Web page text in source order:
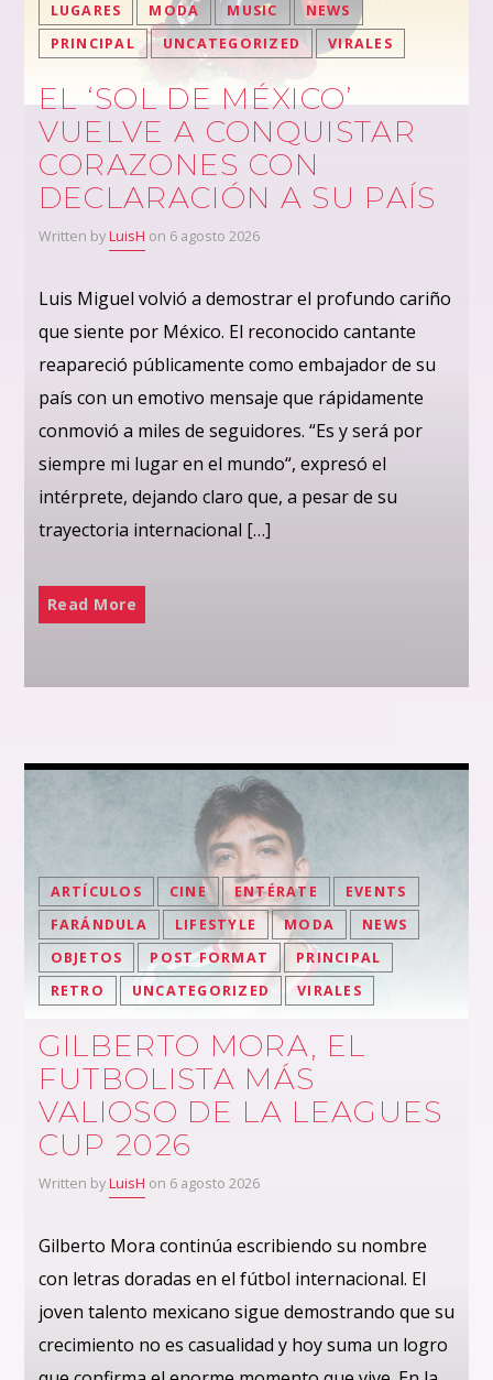
LUGARES
MODA MUSIC
NEWS
PRINCIPAL
UNCATEGORIZED VIRALES
EL ‘SOL DE MÉXICO’
VUELVE A CONQUISTAR
CORAZONES CON
DECLARACIÓN A SU PAÍS
Written byLuisH on 6 agosto 2026
Luis Miguel volvió a demostrar el profundo cariño
que siente por México. El reconocido cantante
reapareció públicamente como embajador de su
país con un emotivo mensaje que rápidamente
conmovió a miles de seguidores. “Es y será por
siempre mi lugar en el mundo“, expresó el
intérprete, dejando claro que, a pesar de su
trayectoria internacional […]
Read More
ARTÍCULOS CINE ENTÉRATE
EVENTS
FARÁNDULA
LIFESTYLE MODA
NEWS
OBJETOS
POST FORMAT
PRINCIPAL
RETRO
UNCATEGORIZED VIRALES
GILBERTO MORA, EL
FUTBOLISTA MÁS
VALIOSO DE LA LEAGUES
CUP 2026
Written byLuisH on 6 agosto 2026
Gilberto Mora continúa escribiendo su nombre
con letras doradas en el fútbol internacional. El
joven talento mexicano sigue demostrando que su
crecimiento no es casualidad y hoy suma un logro